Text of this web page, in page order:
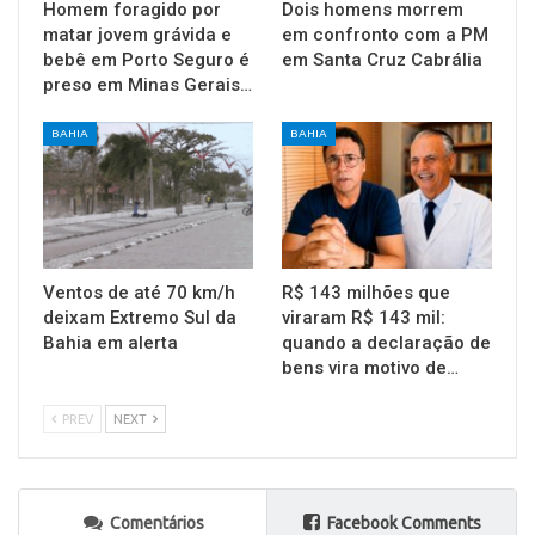
Homem foragido por
matar jovem grávida e
bebê em Porto Seguro é
preso em Minas Gerais…
Dois homens morrem
em confronto com a PM
em Santa Cruz Cabrália
BAHIA
Ventos de até 70 km/h
deixam Extremo Sul da
Bahia em alerta
BAHIA
R$ 143 milhões que
viraram R$ 143 mil:
quando a declaração de
bens vira motivo de…
PREV NEXT
Comentários Facebook Comments